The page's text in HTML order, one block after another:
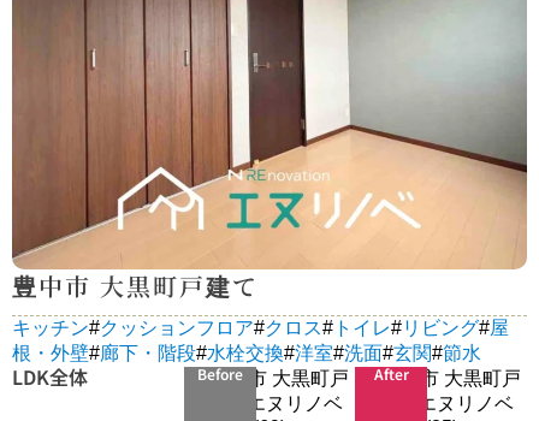
豊中市 大黒町戸建て
キッチン#クッションフロア#クロス# トイレ#リビング#屋
根・外壁#廊下・階段#水栓交換#洋室#洗面#玄関#節水
LDK全体 Before After